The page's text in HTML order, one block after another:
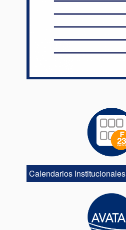
Calendarios Institucionales